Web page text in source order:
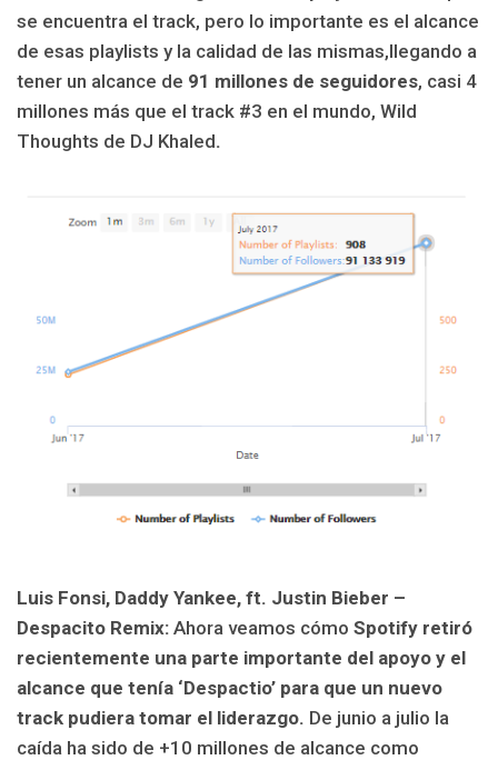
se encuentra el track, pero lo importante es el alcance
de esas playlists y la calidad de las mismas,llegando a
tener un alcance de 91 millones de seguidores, casi 4
millones más que el track #3 en el mundo, Wild
Thoughts de DJ Khaled.
Luis Fonsi, Daddy Yankee, ft. Justin Bieber –
Despacito Remix: Ahora veamos cómo Spotify retiró
recientemente una parte importante del apoyo y el
alcance que tenía ‘Despactio’ para que un nuevo
track pudiera tomar el liderazgo. De junio a julio la
caída ha sido de +10 millones de alcance como